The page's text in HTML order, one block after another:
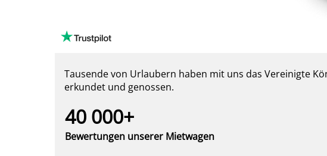
Tausende von Urlaubern haben mit uns das Vereinigte
erkundet und genossen.
40 000+
Bewertungen unserer Mietwagen